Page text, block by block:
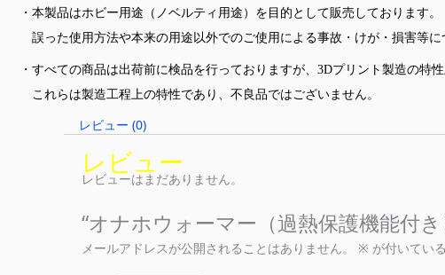
・本製品はホビー用途（ノベルティ用途）を目的として販売しております。
誤った使用方法や本来の用途以外でのご使用による事故・けが・損害等に
・すべての商品は出荷前に検品を行っておりますが、3Dプリント製造の
これらは製造工程上の特性であり、不良品ではございません。
レビュー (0)
レビュー
レビューはまだありません。
“オナホウォーマー（過熱保護機能付
メールアドレスが公開されることはありません。 ※ が付いてい